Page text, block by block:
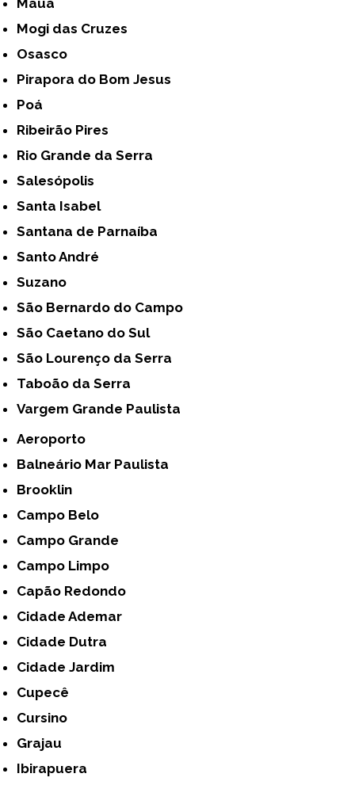
Mauá
Mogi das Cruzes
Osasco
Pirapora do Bom Jesus
Poá
Ribeirão Pires
Rio Grande da Serra
Salesópolis
Santa Isabel
Santana de Parnaíba
Santo André
Suzano
São Bernardo do Campo
São Caetano do Sul
São Lourenço da Serra
Taboão da Serra
Vargem Grande Paulista
Aeroporto
Balneário Mar Paulista
Brooklin
Campo Belo
Campo Grande
Campo Limpo
Capão Redondo
Cidade Ademar
Cidade Dutra
Cidade Jardim
Cupecê
Cursino
Grajau
Ibirapuera